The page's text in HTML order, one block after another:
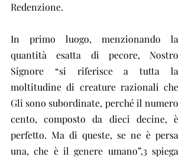
Redenzione.
In primo luogo, menzionando la
quantità esatta di pecore, Nostro
Signore “si riferisce a tutta la
moltitudine di creature razionali che
Gli sono subordinate, perché il numero
cento, composto da dieci decine, è
perfetto. Ma di queste, se ne è persa
una, che è il genere umano”,3 spiega